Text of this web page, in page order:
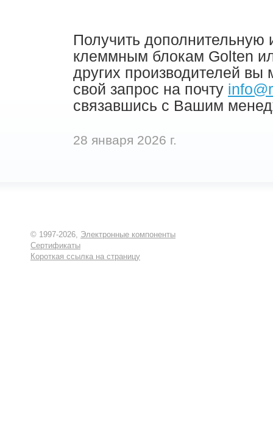
Получить
клеммным блокам Golten
других производителей вы
свой запрос на почту
связавшись с Вашим
28 января 2026 г.
© 1997-2026, Электронные компоненты
Сертификаты
Короткая ссылка на страницу